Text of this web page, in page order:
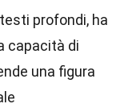
profondi, ha
capacità di
una figura